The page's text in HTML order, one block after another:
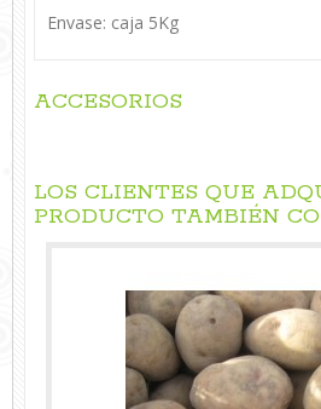
Envase: caja 5Kg
ACCESORIOS
LOS CLIENTES QUE
PRODUCTO TAMBIÉN